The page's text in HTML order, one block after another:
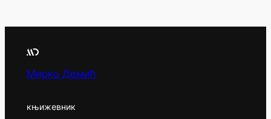
Мирко Демић
књижевник